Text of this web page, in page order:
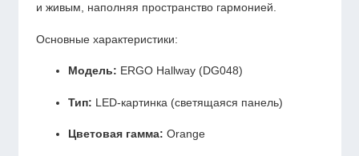
и живым, наполняя пространство гармонией.
Основные характеристики:
Модель: ERGO Hallway (DG048)
Тип: LED-картинка (светящаяся панель)
Цветовая гамма: Orange